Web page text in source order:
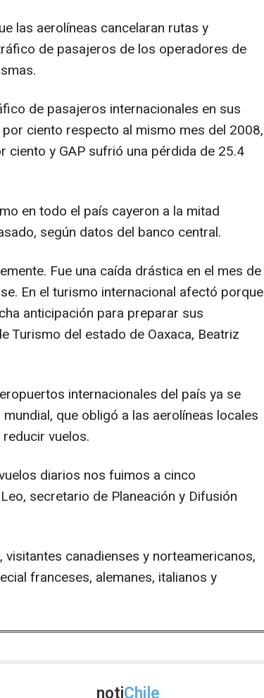
las aerolíneas cancelaran rutas y
de pasajeros de los operadores de
de pasajeros internacionales en sus
ciento respecto al mismo mes del 2008,
ciento y GAP sufrió una pérdida de 25.4
en todo el país cayeron a la mitad
según datos del banco central.
Fue una caída drástica en el mes de
En el turismo internacional afectó porque
anticipación para preparar sus
Turismo del estado de Oaxaca, Beatriz
internacionales del país ya se
que obligó a las aerolíneas locales
vuelos.
diarios nos fuimos a cinco
secretario de Planeación y Difusión
visitantes canadienses y norteamericanos,
franceses, alemanes, italianos y